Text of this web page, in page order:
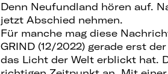
Denn Neufundland hören auf.
jetzt Abschied nehmen.
Für manche mag diese
GRIND (12/2022) gerade erst
das Licht der Welt erblickt hat.